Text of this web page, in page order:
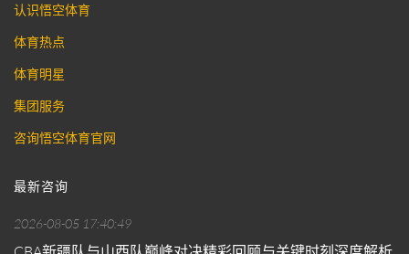
认识悟空体育
体育热点
体育明星
集团服务
咨询悟空体育官网
最新咨询
2026-08-05 17:40:49